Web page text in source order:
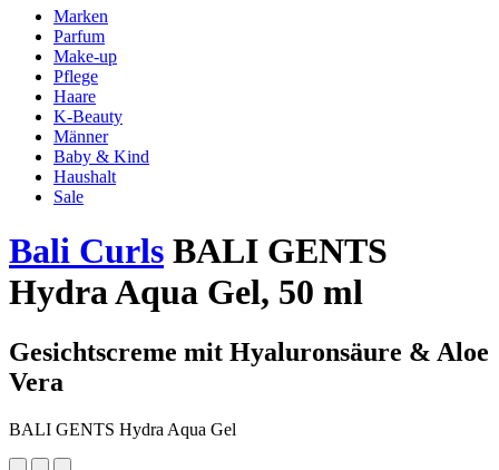
Marken
Parfum
Make-up
Pflege
Haare
K-Beauty
Männer
Baby & Kind
Haushalt
Sale
Bali Curls BALI GENTS
Hydra Aqua Gel, 50 ml
Gesichtscreme mit Hyaluronsäure & Aloe
Vera
BALI GENTS Hydra Aqua Gel